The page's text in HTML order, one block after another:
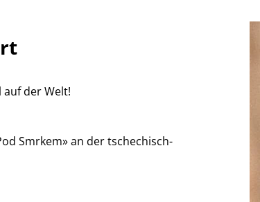
der Welt!
Smrkem» an der tschechisch-